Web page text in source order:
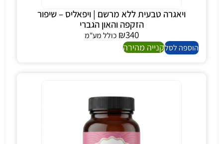
ויאגרה טבעית ללא מרשם | ויפאליס – שיפור
הזקפה והאון הגברי
₪340
כולל מע"מ
הוספה לסלקנייה מהירה